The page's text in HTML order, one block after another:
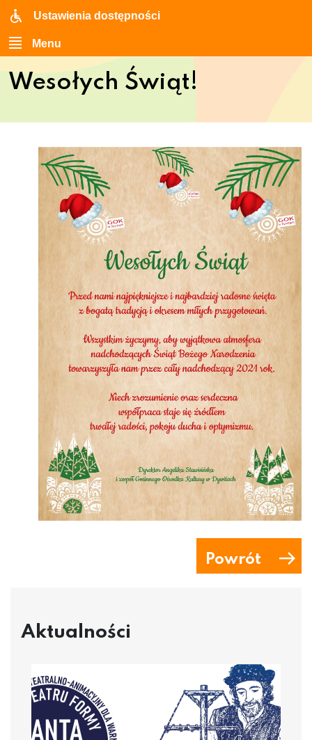
Ustawienia dostępności
Menu
Wesołych Świąt!
Powrót
Aktualności